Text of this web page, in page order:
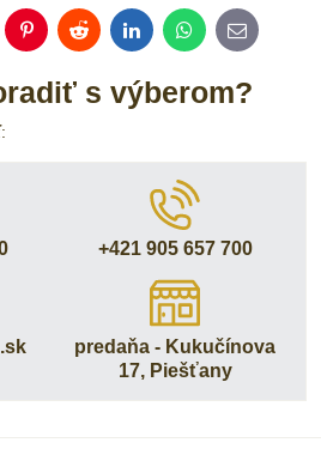
PinterestRedditLinkedInWhatsApp
E-
mail
s výberom?
+421 905 657 700
predaňa - Kukučínova
17, Piešťany